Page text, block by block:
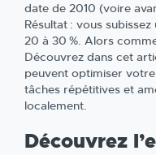
date de 2010 (voire
Résultat : vous
20 à 30 %. Alors
Découvrez dans cet
peuvent optimiser
tâches répétitives et
localement.
Découvrez